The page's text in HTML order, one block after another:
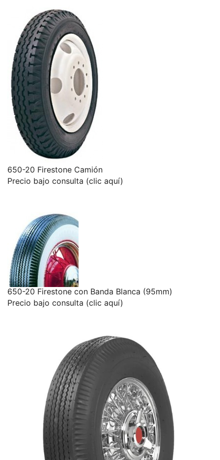
650-20 Firestone Camión
Precio bajo consulta (clic aquí)
650-20 Firestone con Banda Blanca (95mm)
Precio bajo consulta (clic aquí)